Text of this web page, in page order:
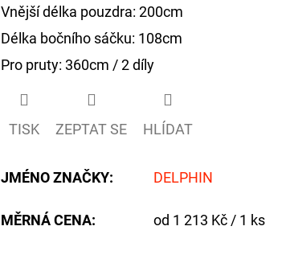
Vnější délka pouzdra: 200cm
Délka bočního sáčku: 108cm
Pro pruty: 360cm / 2 díly
TISK ZEPTAT SE HLÍDAT
JMÉNO ZNAČKY: DELPHIN
MĚRNÁ CENA:
Měrná
od 1 213 Kč / 1 ks